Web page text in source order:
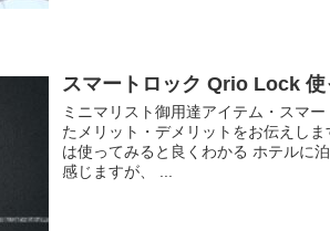
スマートロック Qrio Lock 使
ミニマリスト御用達アイテム・スマ
たメリット・デメリットをお伝えし
は使ってみると良くわかる ホテルに
感じますが、 ...